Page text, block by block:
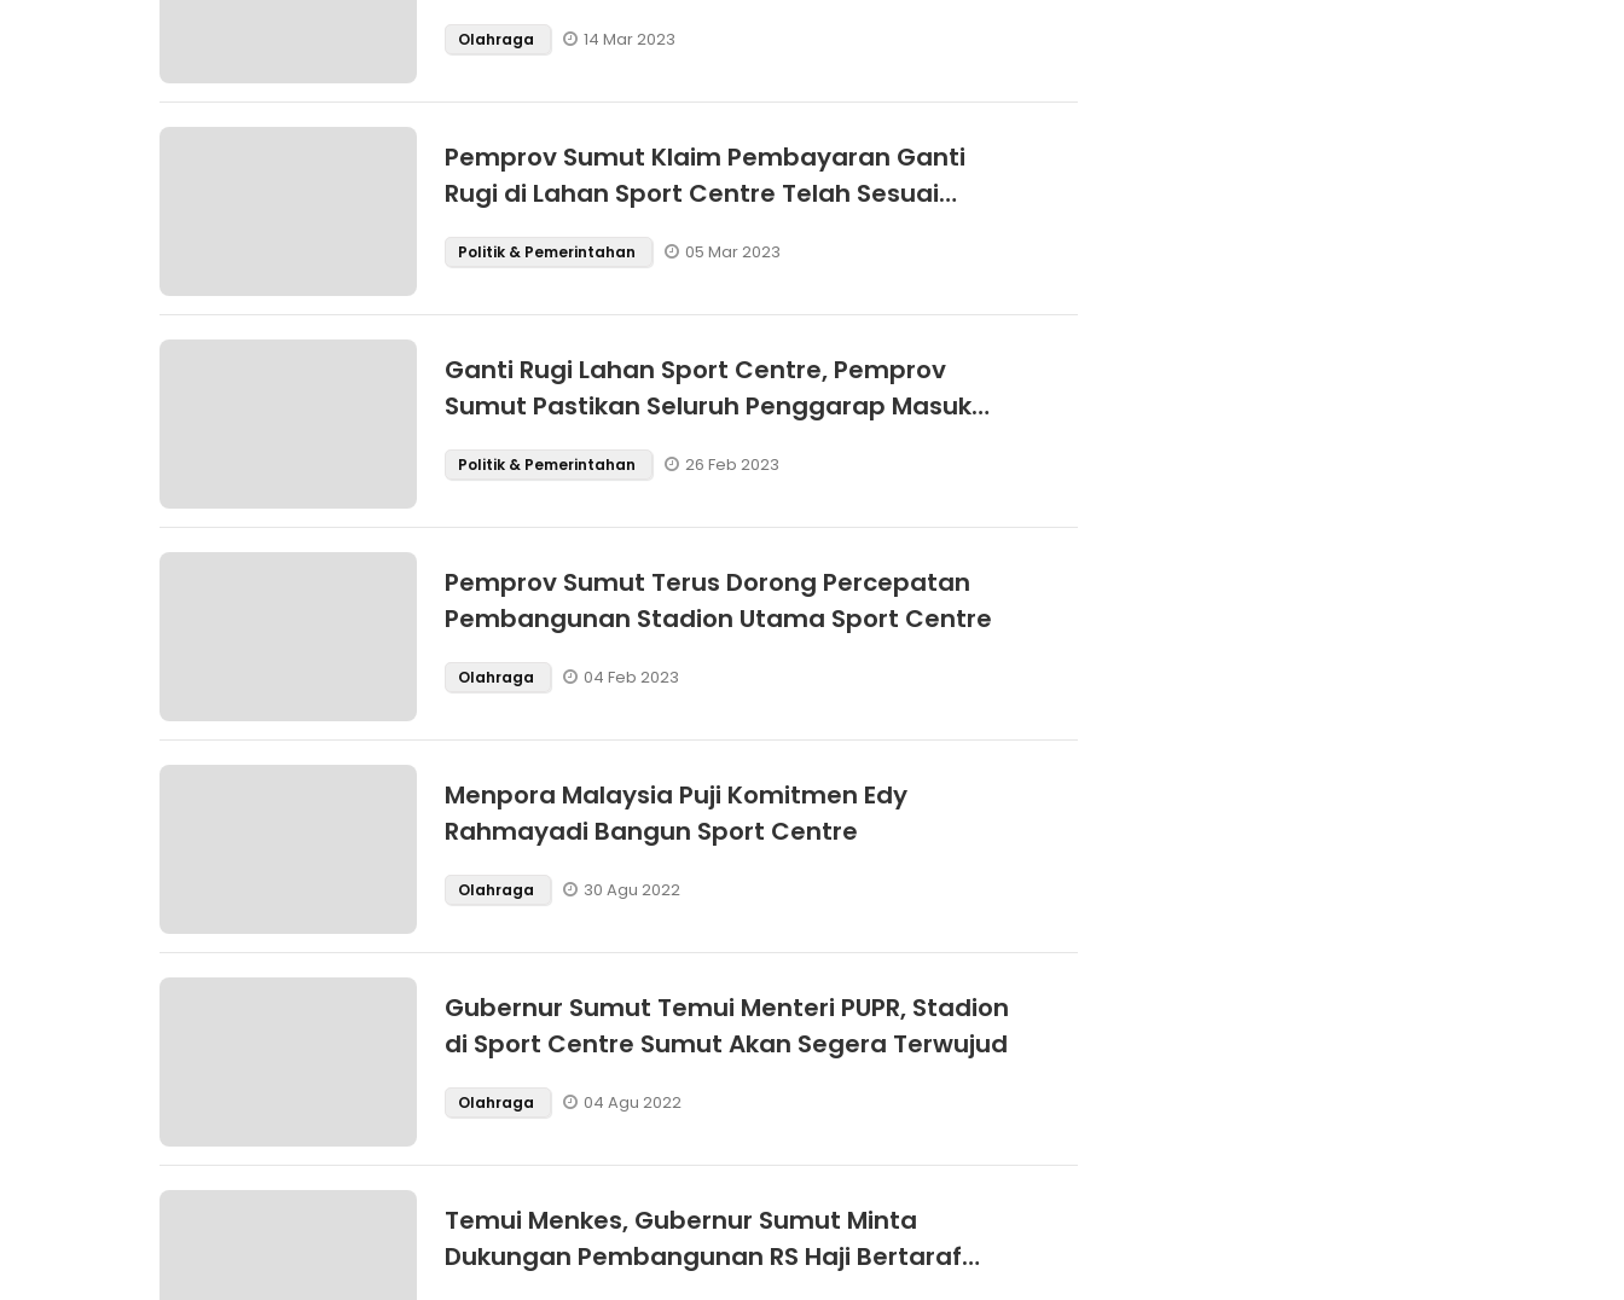
Bulan Ini
Olahraga 14 Mar 2023
Pemprov Sumut Klaim Pembayaran Ganti
Rugi di Lahan Sport Centre Telah Sesuai
Ketentuan
Politik & Pemerintahan 05 Mar 2023
Ganti Rugi Lahan Sport Centre, Pemprov
Sumut Pastikan Seluruh Penggarap Masuk
Daftar Nominatif dan Diberikan Kompensasi
Politik & Pemerintahan 26 Feb 2023
Pemprov Sumut Terus Dorong Percepatan
Pembangunan Stadion Utama Sport Centre
Olahraga 04 Feb 2023
Menpora Malaysia Puji Komitmen Edy
Rahmayadi Bangun Sport Centre
Olahraga 30 Agu 2022
Gubernur Sumut Temui Menteri PUPR, Stadion
di Sport Centre Sumut Akan Segera Terwujud
Olahraga 04 Agu 2022
Temui Menkes, Gubernur Sumut Minta
Dukungan Pembangunan RS Haji Bertaraf